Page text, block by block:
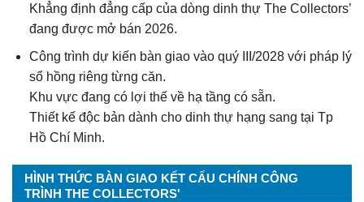
Khẳng định đẳng cấp của dòng dinh thự The Collectors’
đang được mở bán 2026.
Công trình dự kiến bàn giao vào quý III/2028 với pháp lý
sổ hồng riêng từng căn.
Khu vực đang có lợi thế về hạ tầng có sẵn.
Thiết kế độc bản dành cho dinh thự hạng sang tại Tp
Hồ Chí Minh.
HÌNH THỨC BÀN GIAO KẾT CẤU CHÍNH CÔNG
TRÌNH THE COLLECTORS'